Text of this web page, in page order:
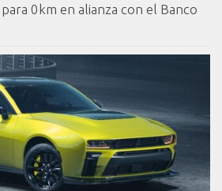
0km en alianza con el Banco